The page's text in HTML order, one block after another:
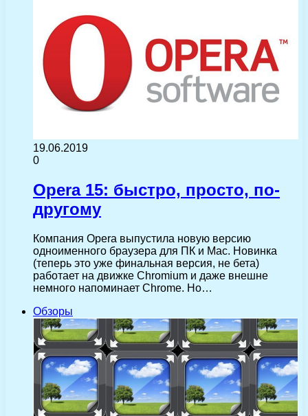
19.06.2019
0
Opera 15: быстро, просто, по-
другому
Компания Opera выпустила новую версию
одноименного браузера для ПК и Mac. Новинка
(теперь это уже финальная версия, не бета)
работает на движке Chromium и даже внешне
немного напоминает Chrome. Но…
Обзоры